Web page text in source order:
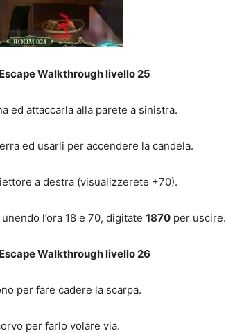
Walkthrough livello 25
ed attaccarla alla parete a sinistra.
ed usarli per accendere la candela.
a destra (visualizzerete +70).
l’ora 18 e 70, digitate 1870per uscire.
Walkthrough livello 26
per fare cadere la scarpa.
per farlo volare via.